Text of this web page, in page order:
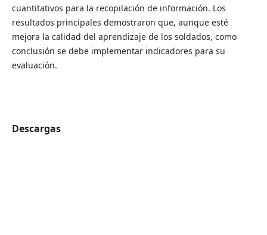
cuantitativos para la recopilación de información. Los
resultados principales demostraron que, aunque esté
mejora la calidad del aprendizaje de los soldados, como
conclusión se debe implementar indicadores para su
evaluación.
Descargas